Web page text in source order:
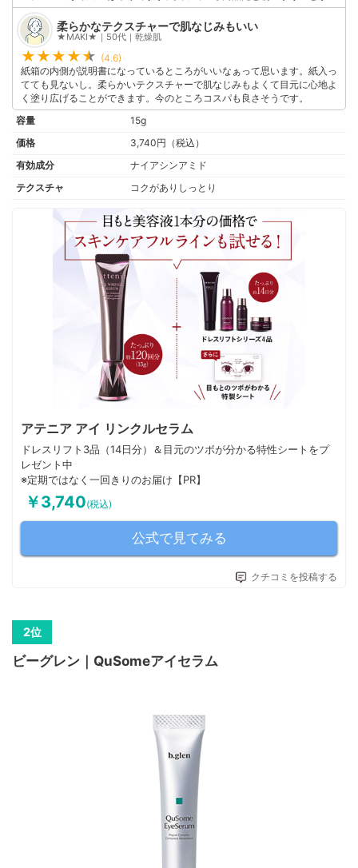
きないのでナイアシンアミドのものを探していました。敏感肌でも使えた
のがいいです。柔らかなテクスチャーで肌なじみもいい
★MAKI★｜50代｜乾燥肌
(4.6)
紙箱の内側が説明書になっているところがいいなぁって思います。紙入っ
てても見ないし。柔らかいテクスチャーで肌なじみもよくて目元に心地よ
く塗り広げることができます。今のところコスパも良さそうです。
容量
15g
価格
3,740円（税込）
有効成分
ナイアシンアミド
テクスチャ
コクがありしっとり
アテニア アイ リンクルセラム
ドレスリフト3品（14日分）＆目元のツボが分かる特性シートをプ
レゼント中
※定期ではなく一回きりのお届け【PR】
￥3,740(税込)
公式で見てみる
クチコミを投稿する
ビーグレン｜QuSomeアイセラム